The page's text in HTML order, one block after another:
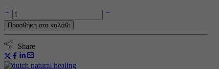
Κρέμα
χεριών
με
CBD
50ml
-
125mg
Προσθήκη στο καλάθι
Share